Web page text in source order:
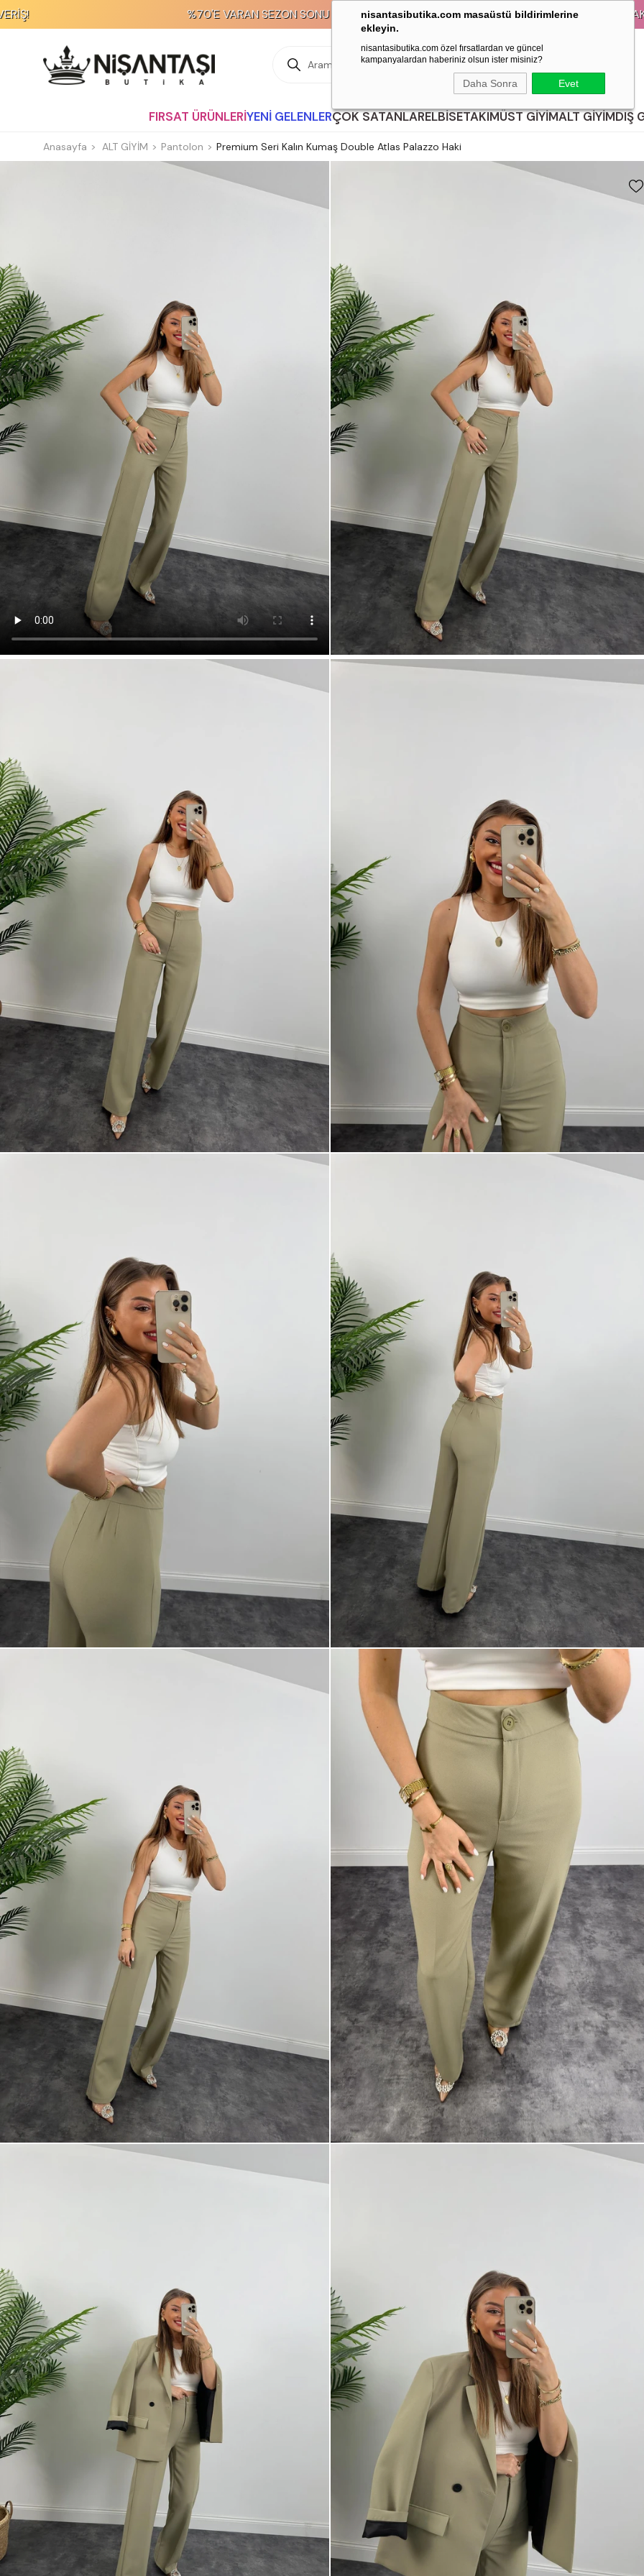
nisantasibutika.com masaüstü bildirimlerine
ekleyin.
nisantasibutika.com özel fırsatlardan ve güncel
kampanyalardan haberiniz olsun ister misiniz?
Daha Sonra Evet
%70'E VARAN SEZON SONU İNDİRİMİ! KREDİ KARTLARINA 9 TAKSİT İMKANI!
FIRSAT ÜRÜNLERİYENİ GELENLERÇOK SATANLARELBİSETAKIMÜST GİYİMALT GİYİMDIŞ
Anasayfa ALT GİYİM Pantolon Premium Seri Kalın Kumaş Double Atlas Palazzo Haki